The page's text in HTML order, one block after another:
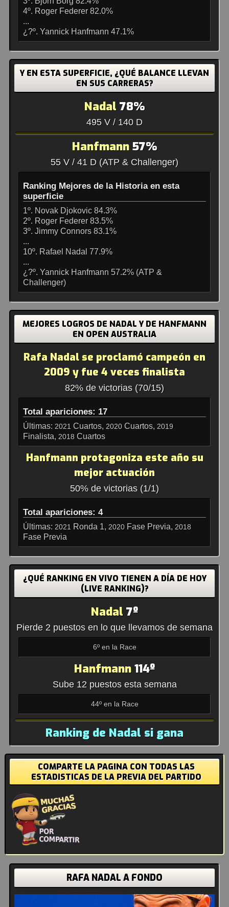
4º. Roger Federer 82.0%
...
¿?º. Yannick Hanfmann 47.1%
Y EN ESTA SUPERFICIE, ¿QUÉ BALANCE LLEVAN
EN SUS CARRERAS?
Nadal 78%
495 V / 140 D
Hanfmann 57%
55 V / 41 D (ATP & Challenger)
Ranking Mejores de la Historia en esta
superficie
1º. Novak Djokovic 84.3%
2º. Roger Federer 83.5%
3º. Jimmy Connors 83.1%
...
10º. Rafael Nadal 77.9%
...
¿?º. Yannick Hanfmann 57.2% (ATP &
Challenger)
MEJORES LOGROS DE NADAL Y DE HANFMANN
EN OPEN AUSTRALIA
Rafa Nadal se proclamó campeón en
2009 y fue 4 veces finalista
82% de victorias (70/15)
Total apariciones: 17
Últimas: 2021 Cuartos, 2020Cuartos, 2019
Finalista, 2018 Cuartos
Hanfmann protagoniza este año su
mejor actuación
50% de victorias (1/1)
Total apariciones: 4
Últimas: 2021 Ronda 1, 2020Fase Previa, 2018
Fase Previa
¿QUÉ RANKING EN VIVO TIENEN A DÍA DE HOY
(LIVE RANKING)?
Nadal 7º
Pierde 2 puestos en lo que llevamos de semana
6º en la Race
Hanfmann 114º
Sube 12 puestos esta semana
44º en la Race
Ranking de Nadal si gana
COMPARTE LA PAGINA CON TODAS LAS
ESTADISTICAS DE LA PREVIA DEL PARTIDO
RAFA NADAL A FONDO